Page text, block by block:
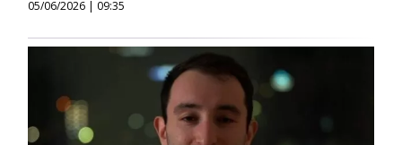
05/06/2026 | 09:35